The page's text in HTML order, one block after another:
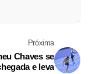
Próxima
Chaves se
e leva